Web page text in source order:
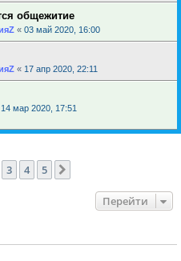
общежитие
« 03 май 2020, 16:00
« 17 апр 2020, 22:11
14 мар 2020, 17:51
3 4 5
Перейти